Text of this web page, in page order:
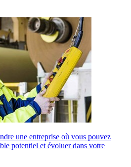
une entreprise où vous pouvez
potentiel et évoluer dans votre